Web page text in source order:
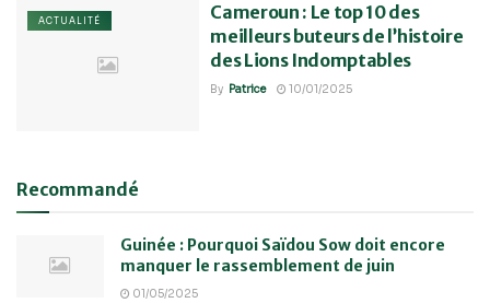
ACTUALITÉ
Cameroun : Le top 10 des
meilleurs buteurs de l’histoire
des Lions Indomptables
By Patrice 10/01/2025
Recommandé
Guinée : Pourquoi Saïdou Sow doit encore
manquer le rassemblement de juin
01/05/2025